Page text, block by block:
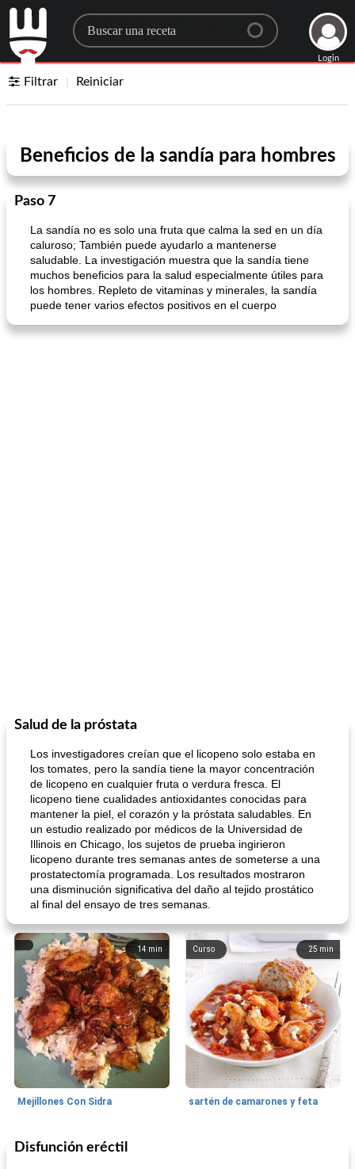
Search for a recipe
Login
Filtrar Reiniciar
Beneficios de la sandía para hombres
Paso 7
La sandía no es solo una fruta que calma la sed en un día
caluroso; También puede ayudarlo a mantenerse
saludable. La investigación muestra que la sandía tiene
muchos beneficios para la salud especialmente útiles para
los hombres. Repleto de vitaminas y minerales, la sandía
puede tener varios efectos positivos en el cuerpo
Salud de la próstata
Los investigadores creían que el licopeno solo estaba en
los tomates, pero la sandía tiene la mayor concentración
de licopeno en cualquier fruta o verdura fresca. El
licopeno tiene cualidades antioxidantes conocidas para
mantener la piel, el corazón y la próstata saludables. En
un estudio realizado por médicos de la Universidad de
Illinois en Chicago, los sujetos de prueba ingirieron
licopeno durante tres semanas antes de someterse a una
prostatectomía programada. Los resultados mostraron
una disminución significativa del daño al tejido prostático
al final del ensayo de tres semanas.
14 min
Mejillones Con Sidra
25 min
Curso
sartén de camarones y feta
Sopas, Guisos Y Chili
Disfunción eréctil